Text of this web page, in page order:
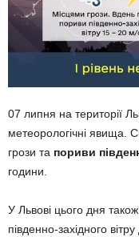
07 липня на території
метеорологічні явища.
грози та пориви
години.
У Львові цього дня
південно-західного